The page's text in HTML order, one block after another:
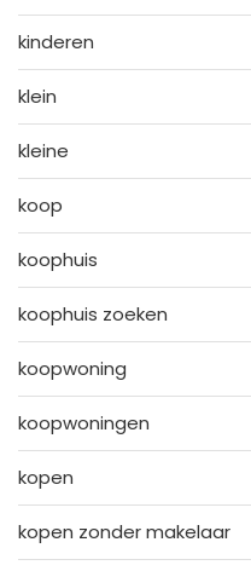
kinderen
klein
kleine
koop
koophuis
koophuis zoeken
koopwoning
koopwoningen
kopen
kopen zonder makelaar